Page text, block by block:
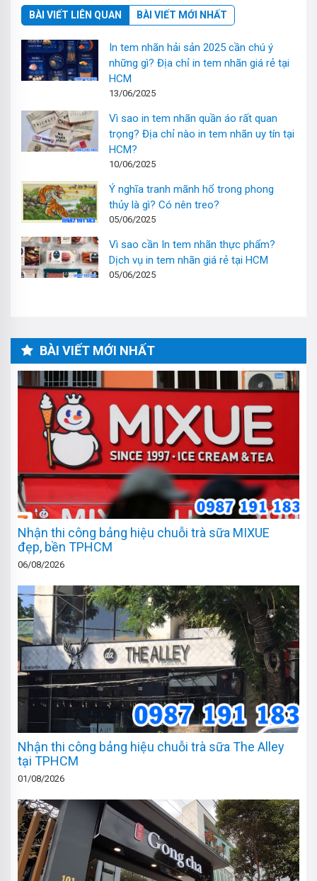
BÀI VIẾT LIÊN QUAN BÀI VIẾT MỚI NHẤT
In tem nhãn hải sản 2025 cần chú ý
những gì? Địa chỉ in tem nhãn giá rẻ tại
HCM
13/06/2025
Vì sao in tem nhãn quần áo rất quan
trọng? Địa chỉ nào in tem nhãn uy tín tại
HCM?
10/06/2025
Ý nghĩa tranh mãnh hổ trong phong
thủy là gì? Có nên treo?
05/06/2025
Vì sao cần In tem nhãn thực phẩm?
Dịch vụ in tem nhãn giá rẻ tại HCM
05/06/2025
BÀI VIẾT MỚI NHẤT
Nhận thi công bảng hiệu chuỗi trà sữa MIXUE
đẹp, bền TPHCM
06/08/2026
Nhận thi công bảng hiệu chuỗi trà sữa The Alley
tại TPHCM
01/08/2026